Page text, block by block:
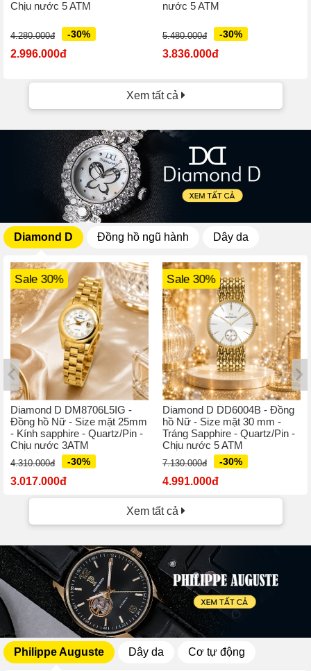
Chịu nước 5 ATM
4.280.000đ -30%
2.996.000đ
nước 5 ATM
5.480.000đ -30%
3.836.000đ
Xem tất cả
Diamond D Đồng hồ ngũ hành Dây da
Sale 30%
Diamond D DM8706L5IG -
Đồng hồ Nữ - Size mặt 25mm
- Kính sapphire - Quartz/Pin -
Chịu nước 3ATM
4.310.000đ -30%
3.017.000đ
Sale 30%
Diamond D DD6004B - Đồng
hồ Nữ - Size mặt 30 mm -
Tráng Sapphire - Quartz/Pin -
Chịu nước 5 ATM
7.130.000đ -30%
4.991.000đ
Xem tất cả
Philippe Auguste Dây da Cơ tự động